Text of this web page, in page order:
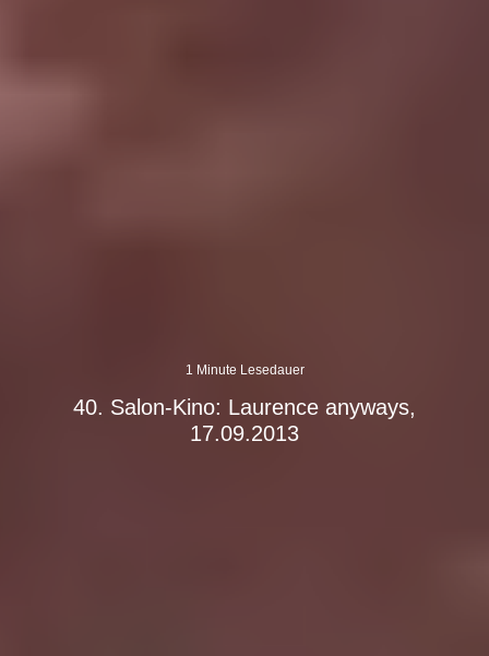
1 Minute Lesedauer
40. Salon-Kino: Laurence anyways,
17.09.2013